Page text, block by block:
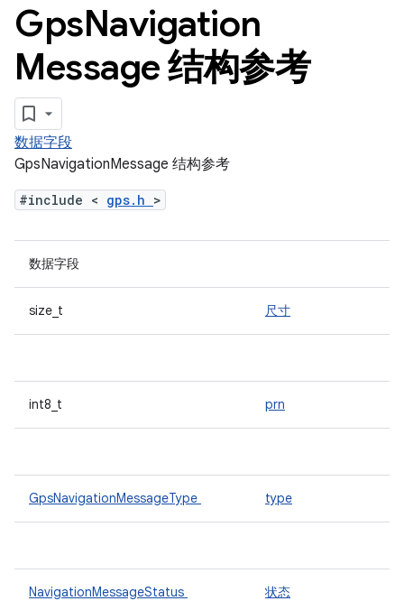
GpsNavigation
Message 结构参考
数据字段
GpsNavigationMessage 结构参考
#include < gps.h >
数据字段
size_t 尺寸
int8_t prn
GpsNavigationMessageType type
NavigationMessageStatus 状态